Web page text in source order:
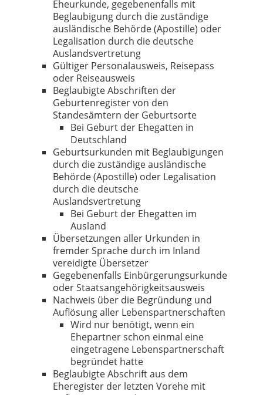
Eheurkunde, gegebenenfalls mit
Beglaubigung durch die zuständige
ausländische Behörde (Apostille) oder
Legalisation durch die deutsche
Auslandsvertretung
Gültiger Personalausweis, Reisepass
oder Reiseausweis
Beglaubigte Abschriften der
Geburtenregister von den
Standesämtern der Geburtsorte
Bei Geburt der Ehegatten in
Deutschland
Geburtsurkunden mit Beglaubigungen
durch die zuständige ausländische
Behörde (Apostille) oder Legalisation
durch die deutsche
Auslandsvertretung
Bei Geburt der Ehegatten im
Ausland
Übersetzungen aller Urkunden in
fremder Sprache durch im Inland
vereidigte Übersetzer
Gegebenenfalls Einbürgerungsurkunde
oder Staatsangehörigkeitsausweis
Nachweis über die Begründung und
Auflösung aller Lebenspartnerschaften
Wird nur benötigt, wenn ein
Ehepartner schon einmal eine
eingetragene Lebenspartnerschaft
begründet hatte
Beglaubigte Abschrift aus dem
Eheregister der letzten Vorehe mit